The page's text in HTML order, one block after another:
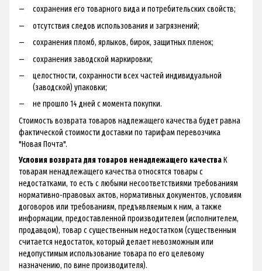
сохранения его товарного вида и потребительских свойств;
отсутствия следов использования и загрязнений;
сохранения пломб, ярлыков, бирок, защитных пленок;
сохранения заводской маркировки;
целостности, сохранности всех частей индивидуальной
(заводской) упаковки;
не прошло 14 дней с момента покупки.
Стоимость возврата товаров надлежащего качества будет равна
фактической стоимости доставки по тарифам перевозчика
"Новая Почта".
Условия возврата для товаров ненадлежащего качестваК
товарам ненадлежащего качества относятся товары с
недостатками, то есть с любыми несоответствиями требованиям
нормативно-правовых актов, нормативных документов, условиям
договоров или требованиям, предъявляемым к ним, а также
информации, предоставленной производителем (исполнителем,
продавцом), товар с существенным недостатком (существенным
считается недостаток, который делает невозможным или
недопустимым использование товара по его целевому
назначению, по вине производителя).